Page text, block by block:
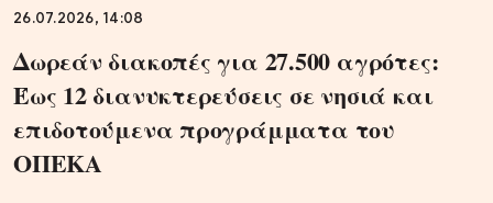
26.07.2026, 14:08
Δωρεάν διακοπές για 27.500 αγρότες:
Έως 12 διανυκτερεύσεις σε νησιά και
επιδοτούμενα προγράμματα του
ΟΠΕΚΑ